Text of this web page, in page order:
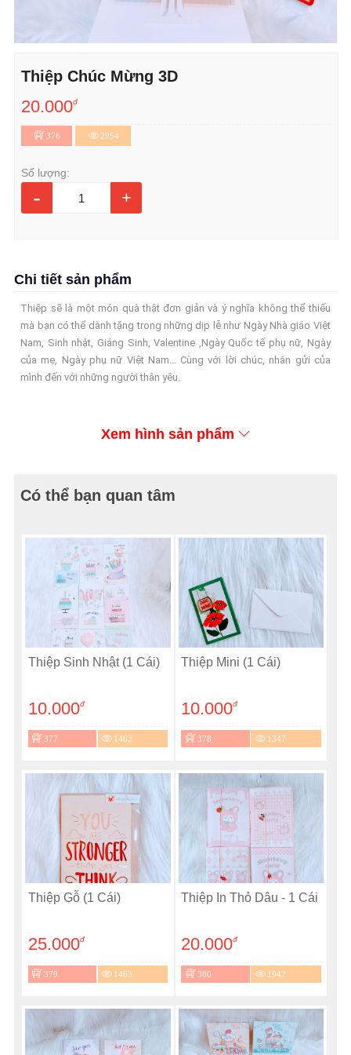
Thiệp Chúc Mừng 3D
20.000đ
376 2954
Số lượng:
- +
Chi tiết sản phẩm
Thiệp sẽ là một món quà thật đơn giản và ý nghĩa không thể thiếu
mà bạn có thể dành tặng trong những dịp lễ như Ngày Nhà giáo Việt
Nam, Sinh nhật, Giáng Sinh, Valentine ,Ngày Quốc tế phụ nữ, Ngày
của mẹ, Ngày phụ nữ Việt Nam... Cùng với lời chúc, nhắn gửi của
mình đến với những người thân yêu.
Xem hình sản phẩm
Có thể bạn quan tâm
Thiệp Sinh Nhật (1 Cái)
10.000đ
377 1462
Thiệp Mini (1 Cái)
10.000đ
378 1347
Thiệp Gỗ (1 Cái)
25.000đ
379 1463
Thiệp In Thỏ Dâu - 1 Cái
20.000đ
380 1942